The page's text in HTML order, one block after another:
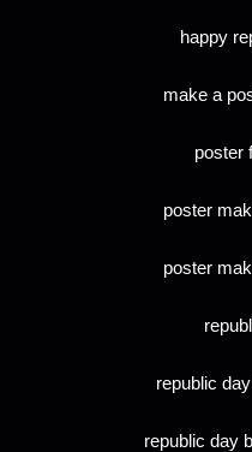
happy
make a
poster
poster
poster
republic
republic day